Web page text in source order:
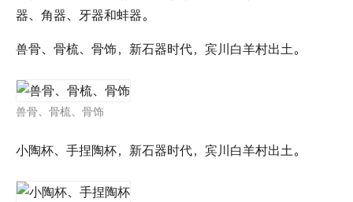
器、角器、牙器和蚌器。
兽骨、骨梳、骨饰，新石器时代，宾川白羊村出土。
兽骨、骨梳、骨饰
小陶杯、手捏陶杯，新石器时代，宾川白羊村出土。